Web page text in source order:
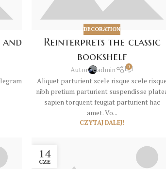
and
DECORATION
Reinterprets the classic
bookshelf
Autor admin 0
Aliquet parturient scele risque scele risque
nibh pretium parturient suspendisse
sapien torquent feugiat parturient hac
amet. Vo...
CZYTAJ DALEJ!
14
CZE